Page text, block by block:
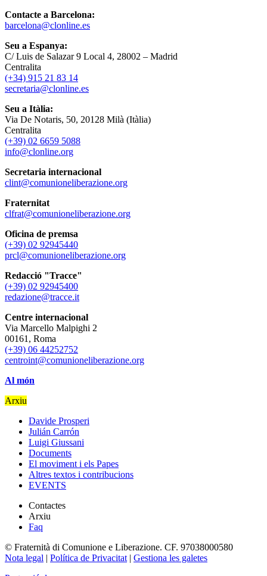
Contacte a Barcelona:
barcelona@clonline.es
Seu a Espanya:
C/ Luis de Salazar 9 Local 4, 28002 – Madrid
Centralita
(+34) 915 21 83 14
secretaria@clonline.es
Seu a Itàlia:
Via De Notaris, 50, 20128 Milà (Itàlia)
Centralita
(+39) 02 6659 5088
info@clonline.org
Secretaria internacional
clint@comunioneliberazione.org
Fraternitat
clfrat@comunioneliberazione.org
Oficina de premsa
(+39) 02 92945440
prcl@comunioneliberazione.org
Redacció "Tracce"
(+39) 02 92945400
redazione@tracce.it
Centre internacional
Via Marcello Malpighi 2
00161, Roma
(+39) 06 44252752
centroint@comunioneliberazione.org
Al món
Arxiu
Davide Prosperi
Julián Carrón
Luigi Giussani
Documents
El moviment i els Papes
Altres textos i contribucions
EVENTS
Contactes
Arxiu
Faq
© Fraternità di Comunione e Liberazione. CF. 97038000580
Nota legal | Política de Privacitat | Gestiona les galetes